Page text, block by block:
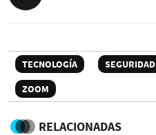
TECNOLOGÍA SEGURIDAD
ZOOM
RELACIONADAS